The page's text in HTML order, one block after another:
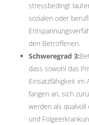
stressbedingt
sozialen oder
den Betroffenen.
Schweregrad 3:
dass sowohl das
Einsatzfähigkeit im
fangen an, sich
werden als
und